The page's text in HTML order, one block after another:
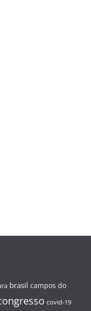
brasil campos do
covid-19